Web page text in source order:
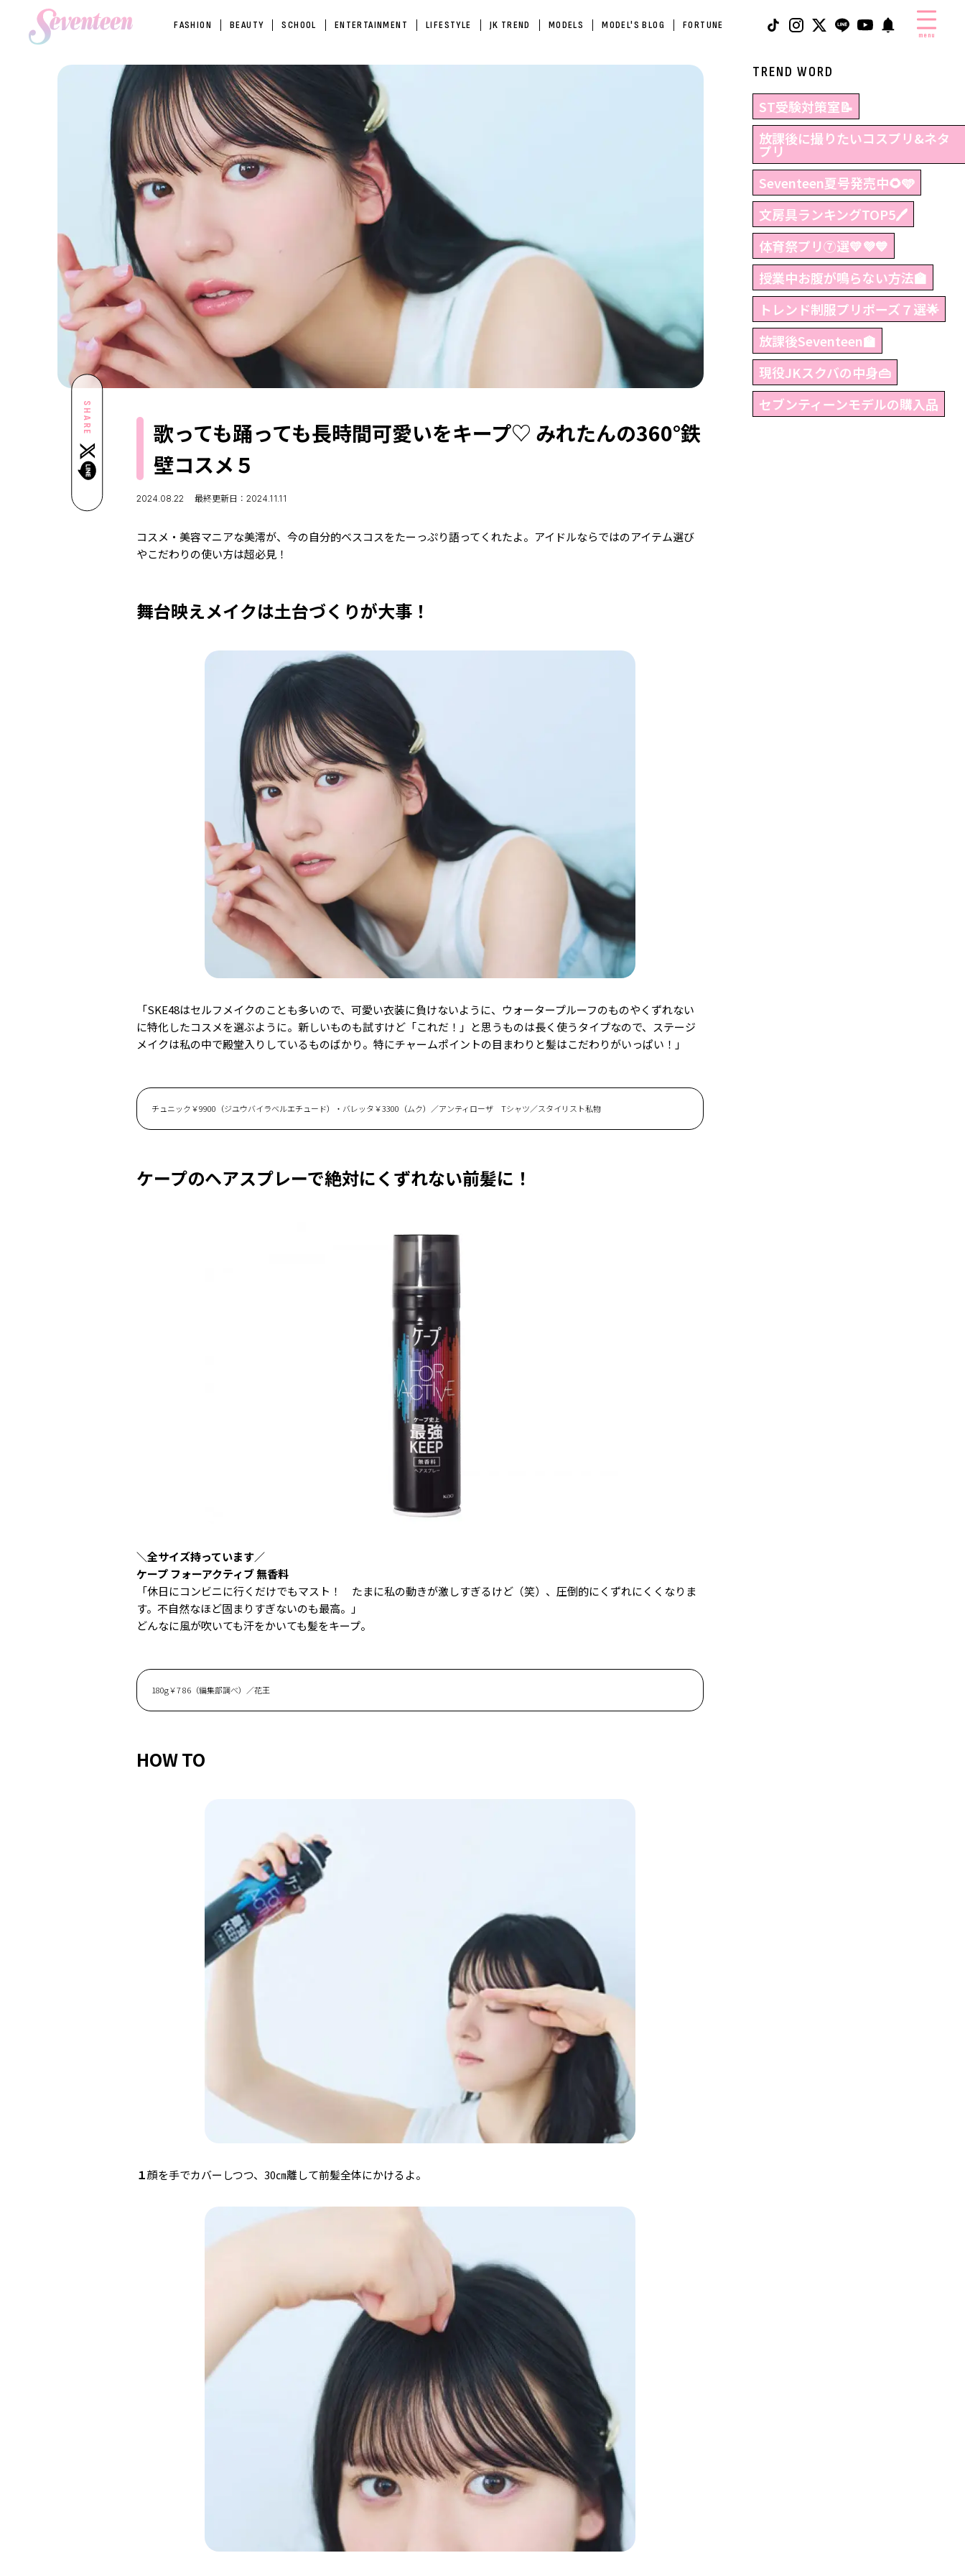
FASHION BEAUTY SCHOOL ENTERTAINMENT LIFESTYLE JK TREND MODELS MODEL'S BLOG FORTUNE
menu
SHARE
歌っても踊っても長時間可愛いをキープ♡ みれたんの360°鉄
壁コスメ５
2024.08.22 最終更新日：2024.11.11
コスメ・美容マニアな美澪が、今の自分的ベスコスをたーっぷり語ってくれたよ。アイドルならではのアイテム選び
やこだわりの使い方は超必見！
舞台映えメイクは土台づくりが大事！
「SKE48はセルフメイクのことも多いので、可愛い衣装に負けないように、ウォータープルーフのものやくずれない
に特化したコスメを選ぶように。新しいものも試すけど「これだ！」と思うものは長く使うタイプなので、ステージ
メイクは私の中で殿堂入りしているものばかり。特にチャームポイントの目まわりと髪はこだわりがいっぱい！」
チュニック￥9900（ジユウバイラベルエチュード）・バレッタ￥3300（ムク）／アンティローザ Tシャツ／スタイリスト私物
ケープのヘアスプレーで絶対にくずれない前髪に！
＼全サイズ持っています／
ケープ フォーアクティブ 無香料
「休日にコンビニに行くだけでもマスト！ たまに私の動きが激しすぎるけど（笑）、圧倒的にくずれにくくなりま
す。不自然なほど固まりすぎないのも最高。」
どんなに風が吹いても汗をかいても髪をキープ。
180g￥7 86（編集部調べ）／花王
HOW TO
１顔を手でカバーしつつ、30㎝離して前髪全体にかけるよ。
TREND WORD
ST受験対策室📝
放課後に撮りたいコスプリ&ネタ
プリ
Seventeen夏号発売中🌻🩵
文房具ランキングTOP5🖊
体育祭プリ⑦選💛💜💙
授業中お腹が鳴らない方法🏫
トレンド制服プリポーズ７選🌟
放課後Seventeen🏫
現役JKスクバの中身👜
セブンティーンモデルの購入品